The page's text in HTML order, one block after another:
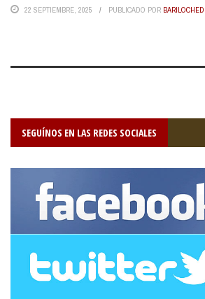
22 SEPTIEMBRE, 2025 PUBLICADO POR BARILOCHED
SEGUÍNOS EN LAS REDES SOCIALES